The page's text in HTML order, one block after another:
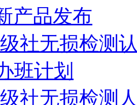
产品发布
社无损检测
班计划
社无损检测